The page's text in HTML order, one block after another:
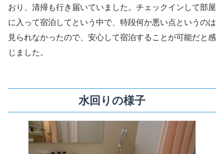
おり、清掃も行き届いていました。チェックインして部屋
に入って宿泊してという中で、特段何か悪い点というのは
見られなかったので、安心して宿泊することが可能だと感
じました。
水回りの様子